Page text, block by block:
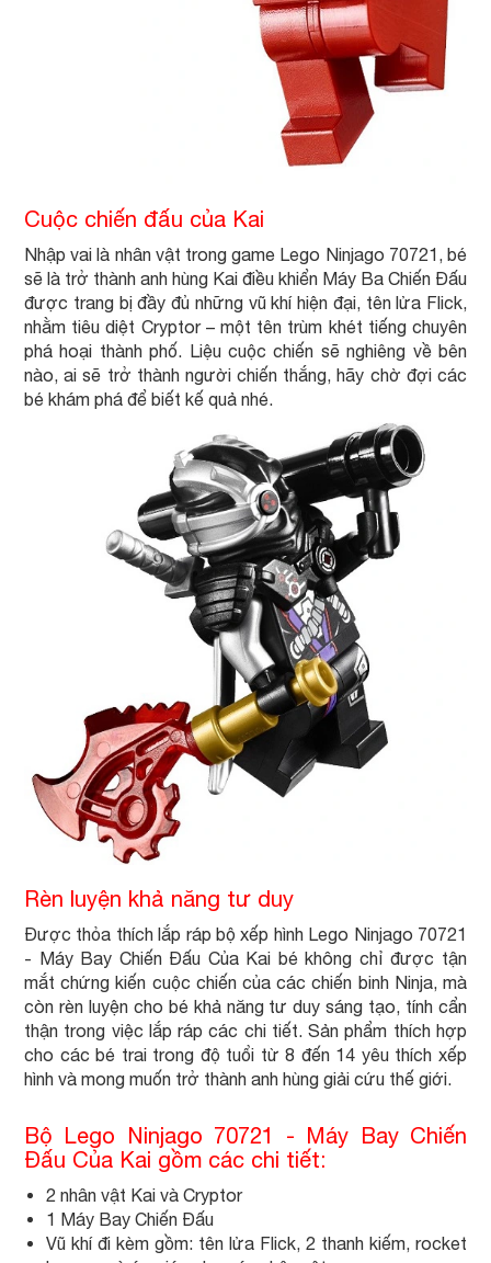
Cuộc chiến đấu của Kai
Nhập vai là nhân vật trong game Lego Ninjago 70721, bé
sẽ là trở thành anh hùng Kai điều khiển Máy Ba Chiến Đấu
được trang bị đầy đủ những vũ khí hiện đại, tên lửa Flick,
nhằm tiêu diệt Cryptor – một tên trùm khét tiếng chuyên
phá hoại thành phố. Liệu cuộc chiến sẽ nghiêng về bên
nào, ai sẽ trở thành người chiến thắng, hãy chờ đợi các
bé khám phá để biết kế quả nhé.
Rèn luyện khả năng tư duy
Được thỏa thích lắp ráp bộ xếp hình Lego Ninjago 70721
- Máy Bay Chiến Đấu Của Kai bé không chỉ được tận
mắt chứng kiến cuộc chiến của các chiến binh Ninja, mà
còn rèn luyện cho bé khả năng tư duy sáng tạo, tính cẩn
thận trong việc lắp ráp các chi tiết. Sản phẩm thích hợp
cho các bé trai trong độ tuổi từ 8 đến 14 yêu thích xếp
hình và mong muốn trở thành anh hùng giải cứu thế giới.
Bộ Lego Ninjago 70721 - Máy Bay Chiến
Đấu Của Kai gồm các chi tiết:
2 nhân vật Kai và Cryptor
1 Máy Bay Chiến Đấu
Vũ khí đi kèm gồm: tên lửa Flick, 2 thanh kiếm, rocket